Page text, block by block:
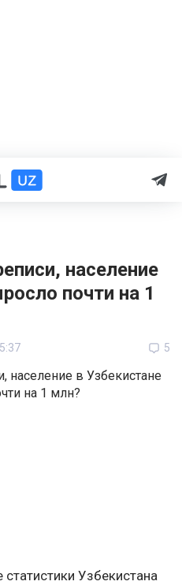
население
почти на 1
5
Узбекистана